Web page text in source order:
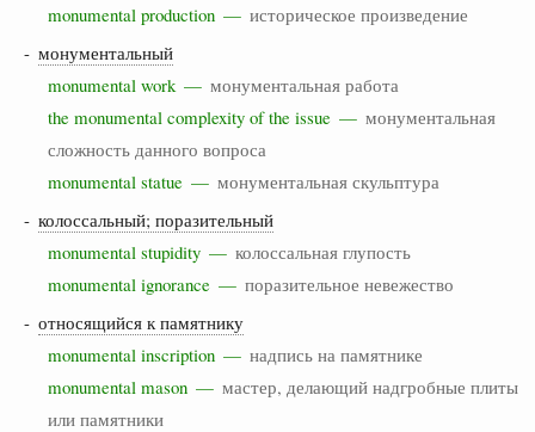
monumental production — историческое произведение
- монументальный
monumental work — монументальная работа
the monumental complexity of the issue — монументальная
сложность данного вопроса
monumental statue — монументальная скульптура
- колоссальный; поразительный
monumental stupidity — колоссальная глупость
monumental ignorance — поразительное невежество
- относящийся к памятнику
monumental inscription — надпись на памятнике
monumental mason — мастер, делающий надгробные плиты
или памятники